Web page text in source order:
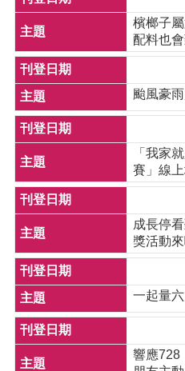
檳榔子
配料也
颱風豪
「我家
賽」線
成長停
獎活動
一起量
響應728